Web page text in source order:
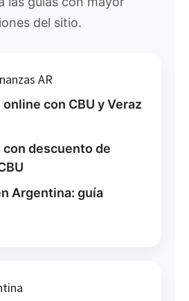
del sitio.
AR
con CBU y Veraz
con descuento de
Argentina: guía